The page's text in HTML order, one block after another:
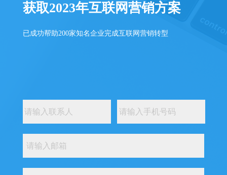
获取2023年互联网营销方案
已成功帮助200家知名企业完成互联网营销转型